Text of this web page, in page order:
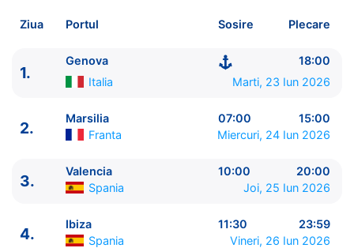
Plecare pe 23 Iun 2026 din Genova, Italia
MSC Cruises
Ziua Portul Sosire Plecare
1.
Genova
18:00
Italia
Marti, 23 Iun 2026
2.
Marsilia 07:00
15:00
Franta
Miercuri, 24 Iun 2026
3.
Valencia 10:00
20:00
Spania
Joi, 25 Iun 2026
4.
Ibiza 11:30
23:59
Spania
Vineri, 26 Iun 2026